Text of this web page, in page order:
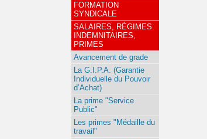
FORMATION
SYNDICALE
SALAIRES, RÉGIMES
INDEMNITAIRES,
PRIMES
Avancement de grade
La G.I.P.A. (Garantie
Individuelle du Pouvoir
d’Achat)
La prime "Service
Public"
Les primes "Médaille du
travail"